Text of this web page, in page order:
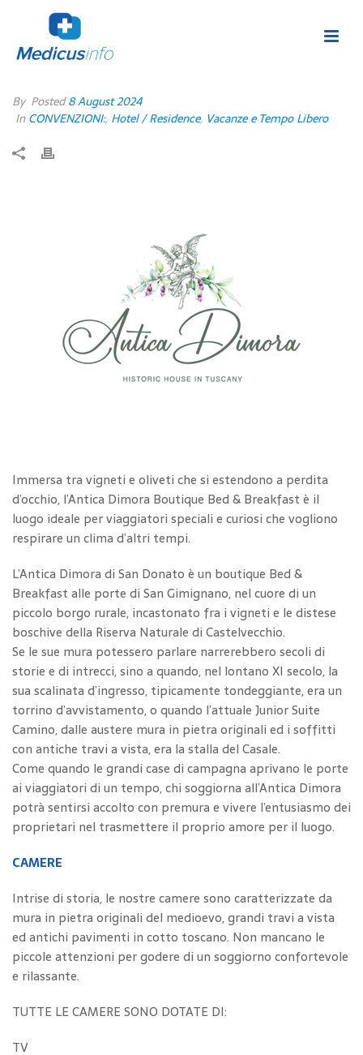
By Posted8 August 2024
InCONVENZIONI:, Hotel / Residence, Vacanze e Tempo Libero
Immersa tra vigneti e oliveti che si estendono a perdita
d’occhio, l’Antica Dimora Boutique Bed & Breakfast è il
luogo ideale per viaggiatori speciali e curiosi che vogliono
respirare un clima d’altri tempi.
L’Antica Dimora di San Donato è un boutique Bed &
Breakfast alle porte di San Gimignano, nel cuore di un
piccolo borgo rurale, incastonato fra i vigneti e le distese
boschive della Riserva Naturale di Castelvecchio.
Se le sue mura potessero parlare narrerebbero secoli di
storie e di intrecci, sino a quando, nel lontano XI secolo, la
sua scalinata d’ingresso, tipicamente tondeggiante, era un
torrino d’avvistamento, o quando l’attuale Junior Suite
Camino, dalle austere mura in pietra originali ed i soffitti
con antiche travi a vista, era la stalla del Casale.
Come quando le grandi case di campagna aprivano le porte
ai viaggiatori di un tempo, chi soggiorna all’Antica Dimora
potrà sentirsi accolto con premura e vivere l’entusiasmo dei
proprietari nel trasmettere il proprio amore per il luogo.
CAMERE
Intrise di storia, le nostre camere sono caratterizzate da
mura in pietra originali del medioevo, grandi travi a vista
ed antichi pavimenti in cotto toscano. Non mancano le
piccole attenzioni per godere di un soggiorno confortevole
e rilassante.
TUTTE LE CAMERE SONO DOTATE DI:
TV